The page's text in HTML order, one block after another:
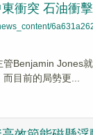
東衝突 石油衝
管Benjamin Jones
目前的局勢更...